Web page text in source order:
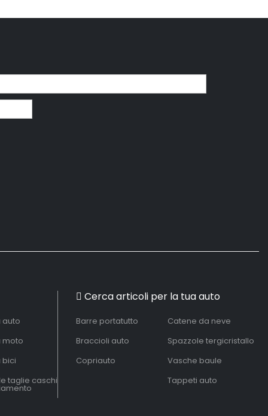
auto
moto
bici
taglie caschi
Cerca articoli per la tua auto
Barre portatutto
Braccioli auto
Copriauto
Catene da neve
Spazzole tergicristallo
Vasche baule
Tappeti auto